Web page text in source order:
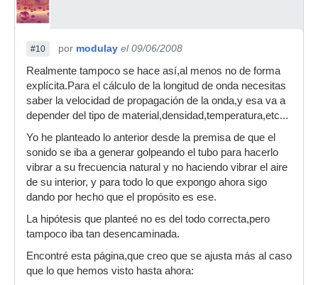
Farmonico2(n=3) = 3*M / (B*L + C*G)
Farmonico3(n=4) = 4*M / (B*L + C*G)
etc...
M: constante que caracteriza al material
L: longitud del tubo.
G: grosor del tubo.
A,B: constantes.
Lo que yo haría es hacer la prueba con 3 tubos
del mismo material y grosor,pero diferente
diferente longitud (L2 y L3)...hacerlos
sonar,microfonearlos y pasarles una analizador
#10 por modulay el 09/06/2008
Realmente tampoco se hace así,al menos no de forma
explícita.Para el cálculo de la longitud de onda necesitas
saber la velocidad de propagación de la onda,y esa va a
depender del tipo de material,densidad,temperatura,etc...
Yo he planteado lo anterior desde la premisa de que el
sonido se iba a generar golpeando el tubo para hacerlo
vibrar a su frecuencia natural y no haciendo vibrar el aire
de su interior, y para todo lo que expongo ahora sigo
dando por hecho que el propósito es ese.
La hipótesis que planteé no es del todo correcta,pero
tampoco iba tan desencaminada.
Encontré esta página,que creo que se ajusta más al caso
que lo que hemos visto hasta ahora: